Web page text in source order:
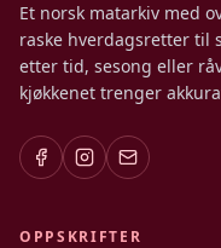
Et norsk matarkiv med
raske hverdagsretter til
etter tid, sesong eller
kjøkkenet trenger
OPPSKRIFTER